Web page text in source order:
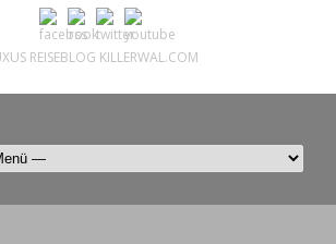
REISEBLOG KILLERWAL.COM